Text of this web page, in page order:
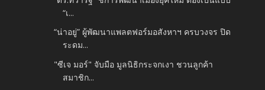
“เ...
“น่าอยู่” ผู้พัฒนาแพลตฟอร์มอสังหาฯ ครบวงจร ปิด
ระดม...
"ซีเจ มอร์" จับมือ มูลนิธิกระจกเงา ชวนลูกค้า
สมาชิก...